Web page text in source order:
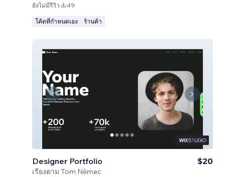
ยังไม่มีรีวิว 49
โค้ดที่กำหนดเอง ร้านค้า
Designer Portfolio
เรียงตาม Tom Němec
$20